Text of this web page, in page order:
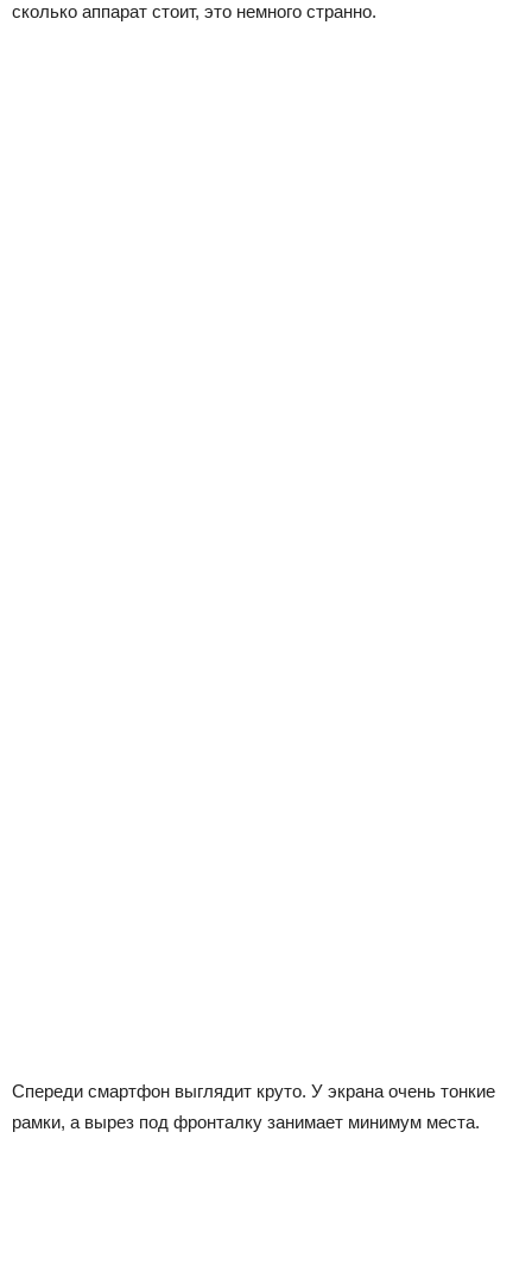
сколько аппарат стоит, это немного странно.
Спереди смартфон выглядит круто. У экрана очень тонкие
рамки, а вырез под фронталку занимает минимум места.